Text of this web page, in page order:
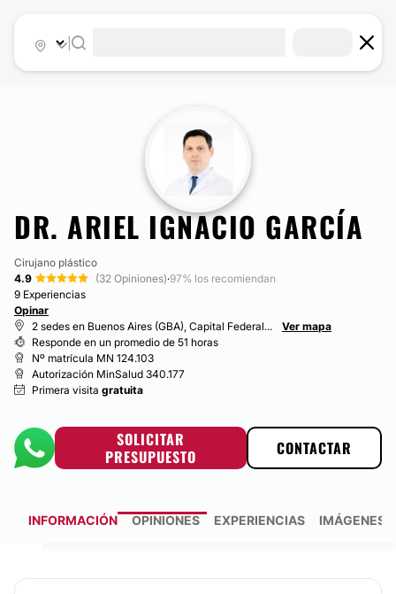
DR. ARIEL IGNACIO GARCÍA
Cirujano plástico
4.9
(32 Opiniones)·97% los recomiendan
9 Experiencias
Opinar
2 sedes en Buenos Aires (GBA), Capital Federal...
Ver mapa
Responde en un promedio de 51 horas
Nº matrícula MN 124.103
Autorización MinSalud 340.177
Primera visita gratuita
SOLICITAR
PRESUPUESTO
CONTACTAR
INFORMACIÓN OPINIONES EXPERIENCIAS IMÁGENES